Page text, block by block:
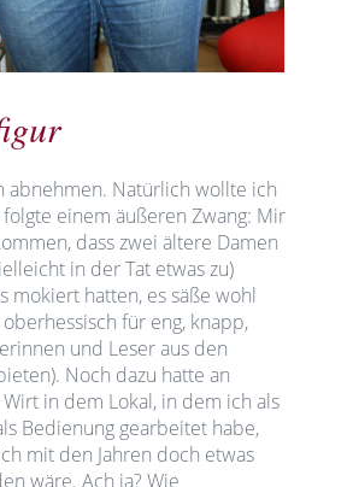
abnehmen. Natürlich wollte ich
einem äußeren Zwang: Mir
dass zwei ältere Damen
in der Tat etwas zu)
mokiert hatten, es säße wohl
für eng, knapp,
und Leser aus den
Noch dazu hatte an
in dem Lokal, in dem ich als
Bedienung gearbeitet habe,
mit den Jahren doch etwas
wäre. Ach ja? Wie